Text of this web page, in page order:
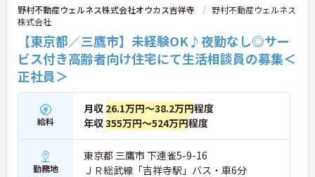
野村不動産ウェルネス株式会社オウカス吉祥寺
野村不動産ウェルネス
株式会社
【東京都／三鷹市】未経験OK♪夜勤なし◎サー
ビス付き高齢者向け住宅にて生活相談員の募集＜
正社員＞
給料
月収 26.1万円～38.2万円程度
年収355万円～524万円程度
勤務地
東京都 三鷹市 下連雀5-9-16
ＪＲ総武線「吉祥寺駅」バス・車6分